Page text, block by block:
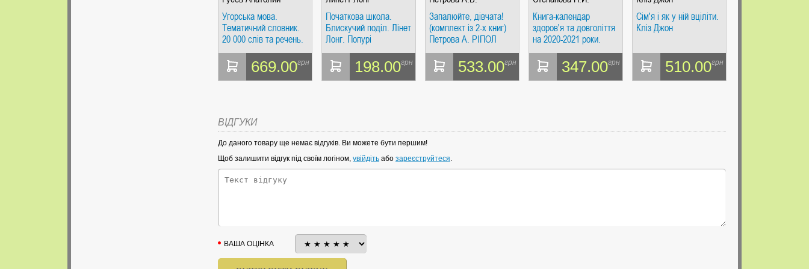
Иосифович
Угорська мова.
Тематичний словник.
20 000 слів та речень.
Гусєв. Жива Мова
669.00грн
Початкова школа.
Блискучий поділ. Лінет
Лонг. Попурі
198.00грн
Запалюйте, дівчата!
(комплект із 2-х книг)
Петрова А. РІПОЛ
Класік
533.00грн
Книга-календар
здоров'я та довголіття
на 2020-2021 роки.
Степанова Н.І. РІПОЛ
Класік
347.00грн
Сім'я і як у ній вціліти.
Кліз Джон
510.00грн
ВІДГУКИ
До даного товару ще немає відгуків. Ви можете бути першим!
Щоб залишити відгук під своїм логіном, увійдіть або зареєструйтеся.
ВАША ОЦІНКА